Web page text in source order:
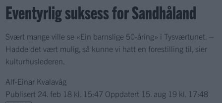
Eventyrlig suksess for Sandhåland
Svært mange ville se «Ein barnslige 50-åring» i Tysværtunet. –
Hadde det vært mulig, så kunne vi hatt en forestilling til, sier
kulturhuslederen.
Alf-Einar Kvalavåg
Publisert 24. feb 18 kl. 15:47 Oppdatert 15. aug 19 kl. 17:48